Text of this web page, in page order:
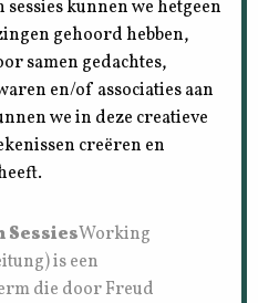
kunnen we hetgeen
gehoord hebben,
samen gedachtes,
en/of associaties aan
we in deze creatieve
creëren en
SessiesWorking
is een
die door Freud